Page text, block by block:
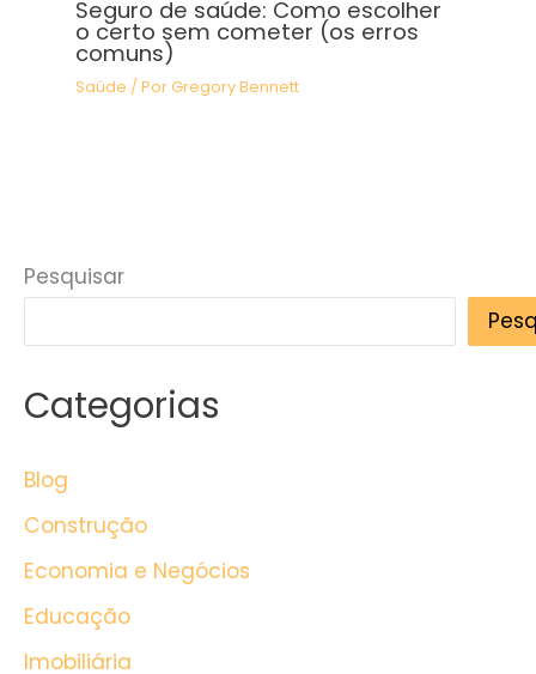
Seguro de saúde: Como escolher
o certo sem cometer (os erros
comuns)
Saúde / PorGregory Bennett
Pesquisar
Categorias
Blog
Construção
Economia e Negócios
Educação
Imobiliária